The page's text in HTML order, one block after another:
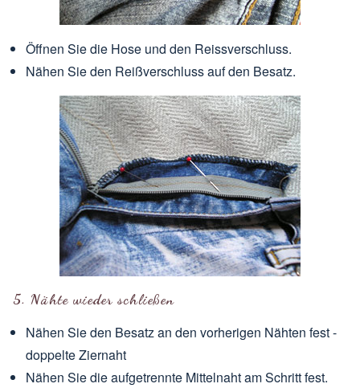
Öffnen Sie die Hose und den Reissverschluss.
Nähen Sie den Reißverschluss auf den Besatz.
5. Nähte wieder schließen
Nähen Sie den Besatz an den vorherigen Nähten fest -
doppelte Ziernaht
Nähen Sie die aufgetrennte Mittelnaht am Schritt fest.